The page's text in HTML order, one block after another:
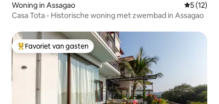
Woning in Assagao
5 (12)
Casa Tota - Historische woning met zwembad in Assagao
Topfavoriet van gasten
Favoriet van gasten